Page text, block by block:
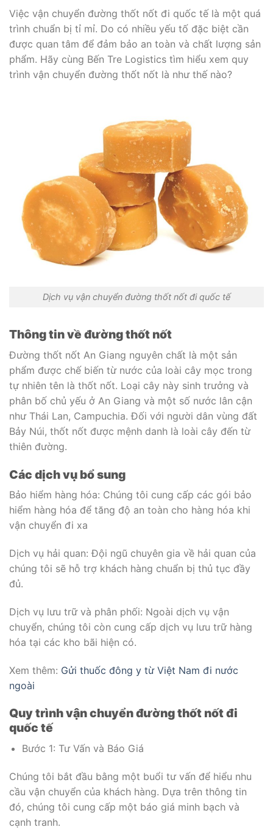
Việc vận chuyển đường thốt nốt đi quốc tế là một quá
trình chuẩn bị tỉ mỉ. Do có nhiều yếu tố đặc biệt cần
được quan tâm để đảm bảo an toàn và chất lượng sản
phẩm. Hãy cùng Bến Tre Logistics tìm hiểu xem quy
trình vận chuyển đường thốt nốt là như thế nào?
Dịch vụ vận chuyển đường thốt nốt đi quốc tế
Thông tin về đường thốt nốt
Đường thốt nốt An Giang nguyên chất là một sản
phẩm được chế biến từ nước của loài cây mọc trong
tự nhiên tên là thốt nốt. Loại cây này sinh trưởng và
phân bố chủ yếu ở An Giang và một số nước lân cận
như Thái Lan, Campuchia. Đối với người dân vùng đất
Bảy Núi, thốt nốt được mệnh danh là loài cây đến từ
thiên đường.
Các dịch vụ bổ sung
Bảo hiểm hàng hóa: Chúng tôi cung cấp các gói bảo
hiểm hàng hóa để tăng độ an toàn cho hàng hóa khi
vận chuyển đi xa
Dịch vụ hải quan: Đội ngũ chuyên gia về hải quan của
chúng tôi sẽ hỗ trợ khách hàng chuẩn bị thủ tục đầy
đủ.
Dịch vụ lưu trữ và phân phối: Ngoài dịch vụ vận
chuyển, chúng tôi còn cung cấp dịch vụ lưu trữ hàng
hóa tại các kho bãi hiện có.
Xem thêm: Gửi thuốc đông y từ Việt Nam đi nước
ngoài
Quy trình vận chuyển đường thốt nốt đi
quốc tế
Bước 1: Tư Vấn và Báo Giá
Chúng tôi bắt đầu bằng một buổi tư vấn để hiểu nhu
cầu vận chuyển của khách hàng. Dựa trên thông tin
đó, chúng tôi cung cấp một báo giá minh bạch và
cạnh tranh.